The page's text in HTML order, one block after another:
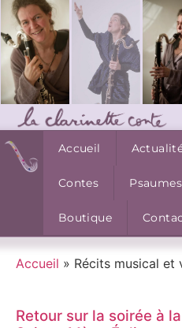
Accueil
Contes Psaumes
Boutique
Accueil » Récits musical et
Retour sur la soirée à